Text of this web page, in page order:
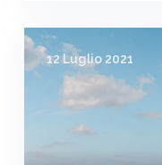
12 Luglio 2021